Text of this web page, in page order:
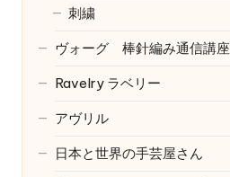
刺繍
ヴォーグ 棒針編み通信講座
Ravelry ラベリー
アヴリル
日本と世界の手芸屋さん